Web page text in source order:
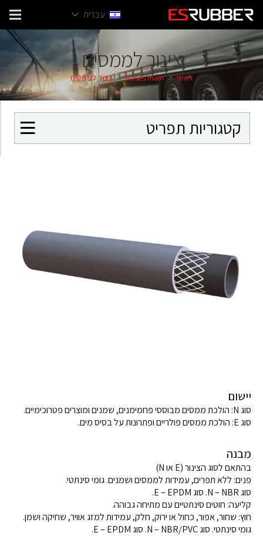
עברית
צינור לממסים
ראשי hoses main צינור לממסים
קטגוריות תפריט
יישום
סוג N: הולכת ממסים מבוססי פחמימנים, שמנים ומוצרים פטרוכימיים.
סוג E: הולכת ממסים פולריים ופתרונות על בסיס מים.
מבנה
בהתאם לסוג הצינור (E או N)
פנים: ללא תפרים, עמידות לממסים ושמנים. גומי סינתטי.
סוג N – NBR. סוג E – EPDM.
קליעה: חוטים סינתטיים עם מתיחה גבוהה.
חוץ: שחור, אפור, כחול או ירוק, חלק, עמידות למזג אוויר, שחיקה ושמן.
גומי סינתטי. סוג N – NBR/PVC. סוג E – EPDM.